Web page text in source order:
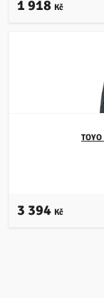
1 918 Kč
TOYO
3 394 Kč